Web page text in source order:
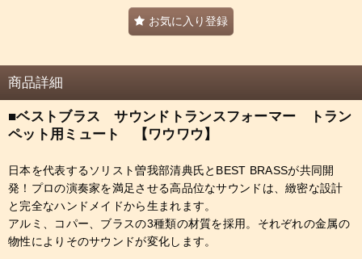
お気に入り登録
商品詳細
■ベストブラス サウンドトランスフォーマー トラン
ペット用ミュート 【ワウワウ】
日本を代表するソリスト曽我部清典氏とBEST BRASSが共同開
発！プロの演奏家を満足させる高品位なサウンドは、緻密な設計
と完全なハンドメイドから生まれます。
アルミ、コパー、ブラスの3種類の材質を採用。それぞれの金属の
物性によりそのサウンドが変化します。